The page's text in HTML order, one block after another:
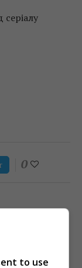
серіалу
0
to use